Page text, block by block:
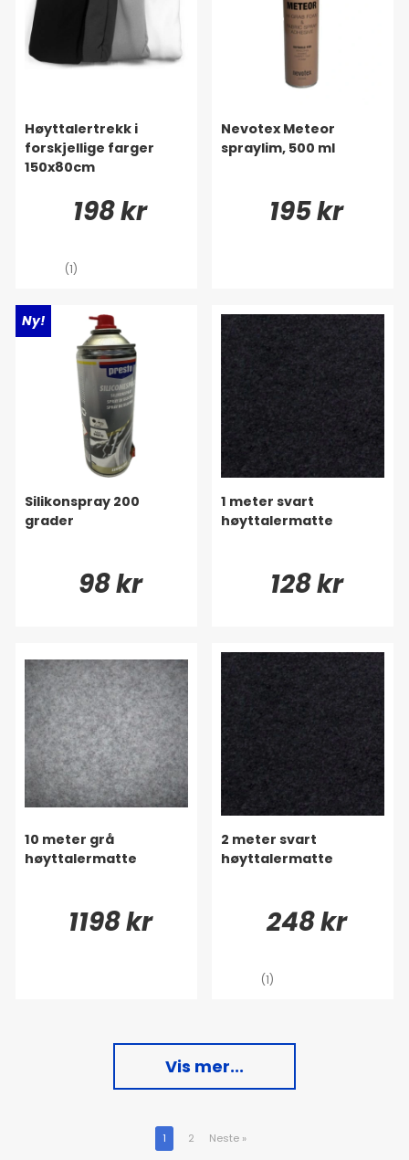
Høyttalertrekk i
forskjellige farger
150x80cm
198 kr
(1)
Nevotex Meteor
spraylim, 500 ml
195 kr
Ny!
Silikonspray 200
grader
98 kr
1 meter svart
høyttalermatte
128 kr
10 meter grå
høyttalermatte
1198 kr
2 meter svart
høyttalermatte
248 kr
(1)
Vis mer...
1 2 Neste »